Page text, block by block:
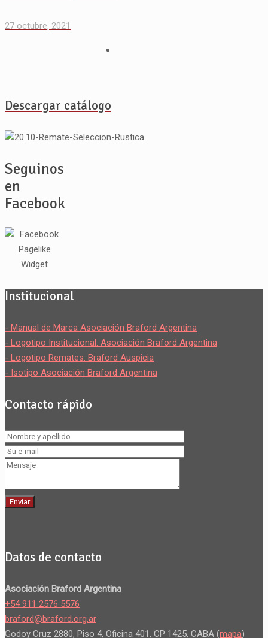
27 octubre, 2021
Descargar catálogo
Seguinos
en
Facebook
Institucional
- Manual de Marca Asociación Braford Argentina
- Logotipo Institucional: Asociación Braford Argentina
- Logotipo Remates: Braford Auspicia
- Isotipo Asociación Braford Argentina
Contacto rápido
Datos de contacto
Asociación Braford Argentina
+54 911 2576 5576
braford@braford.org.ar
Godoy Cruz 2880, Piso 4, Oficina 401, CP 1425, CABA (mapa)